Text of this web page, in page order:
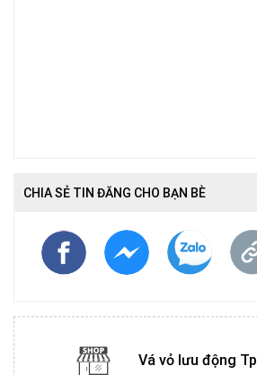
CHIA SẺ TIN ĐĂNG CHO BẠN BÈ
Vá vỏ lưu động